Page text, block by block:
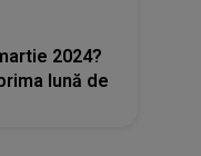
2024?
lună de